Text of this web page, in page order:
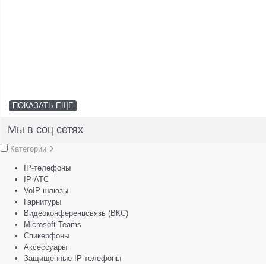
ПОКАЗАТЬ ЕЩЕ
Мы в соц сетях
Категории
IP-телефоны
IP-АТС
VoIP-шлюзы
Гарнитуры
Видеоконференцсвязь (ВКС)
Microsoft Teams
Спикерфоны
Аксессуары
Защищенные IP-телефоны